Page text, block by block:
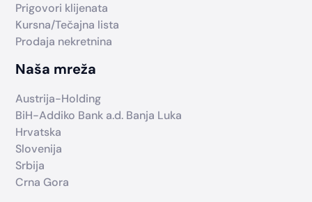
Prigovori klijenata
Kursna/Tečajna lista
Prodaja nekretnina
Naša mreža
Austrija-Holding
BiH-Addiko Bank a.d. Banja Luka
Hrvatska
Slovenija
Srbija
Crna Gora